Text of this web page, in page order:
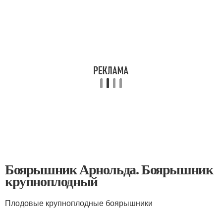
Боярышник Арнольда. Боярышник
крупноплодный
Плодовые крупноплодные боярышники